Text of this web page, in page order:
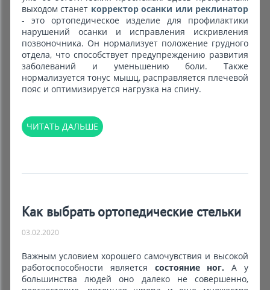
выходом станет корректор осанки или реклинатор
- это ортопедическое изделие для профилактики
нарушений осанки и исправления искривления
позвоночника. Он нормализует положение грудного
отдела, что способствует предупреждению развития
заболеваний и уменьшению боли. Также
нормализуется тонус мышц, расправляется плечевой
пояс и оптимизируется нагрузка на спину.
ЧИТАТЬ ДАЛЬШЕ
Как выбрать ортопедические стельки
03.02.2020
Важным условием хорошего самочувствия и высокой
работоспособности является состояние ног. А у
большинства людей оно далеко не совершенно,